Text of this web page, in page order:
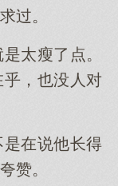
过。
太瘦了点。
，也没人对
在说他长得
赞。